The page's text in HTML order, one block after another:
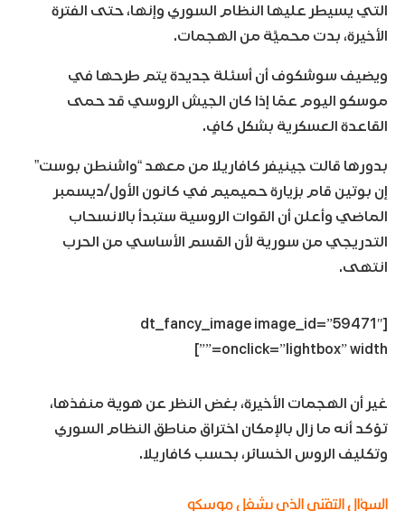
التي يسيطر عليها النظام السوري وإنها، حتى الفترة
الأخيرة، بدت محميَّة من الهجمات.
ويضيف سوشكوف أن أسئلة جديدة يتم طرحها في
موسكو اليوم عمّا إذا كان الجيش الروسي قد حمى
القاعدة العسكرية بشكل كافٍ.
بدورها قالت جينيفر كافاريلا من معهد “واشنطن بوست”
إن بوتين قام بزيارة حميميم في كانون الأول/ديسمبر
الماضي وأعلن أن القوات الروسية ستبدأ بالانسحاب
التدريجي من سورية لأن القسم الأساسي من الحرب
انتهى.
[dt_fancy_image image_id=”59471″
onclick=”lightbox” width=””]
غير أن الهجمات الأخيرة، بغض النظر عن هوية منفذها،
تؤكد أنه ما زال بالإمكان اختراق مناطق النظام السوري
وتكليف الروس الخسائر، بحسب كافاريلا.
السؤال التقني الذي يشغل موسكو